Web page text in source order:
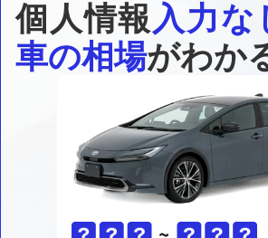
個人情報入力な
車の相場がわか